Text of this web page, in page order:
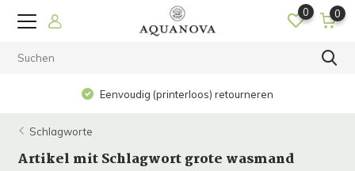
0 0
Eenvoudig (printerloos) retourneren
Schlagworte
Artikel mit Schlagwort grote wasmand